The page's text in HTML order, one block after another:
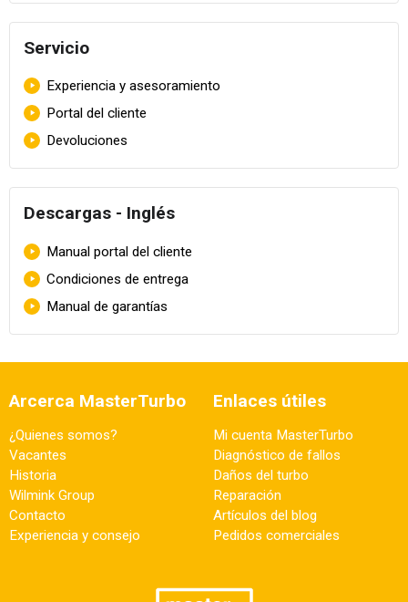
Servicio
Skip navigation
Experiencia y asesoramiento
Portal del cliente
Devoluciones
Descargas - Inglés
Manual portal del cliente
Condiciones de entrega
Manual de garantías
Arcerca MasterTurbo
¿Quienes somos?
Vacantes
Historia
Wilmink Group
Contacto
Experiencia y consejo
Enlaces útiles
Mi cuenta MasterTurbo
Diagnóstico de fallos
Daños del turbo
Reparación
Artículos del blog
Pedidos comerciales